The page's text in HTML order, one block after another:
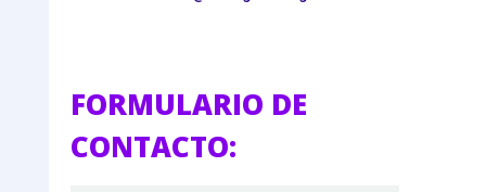
FORMULARIO DE
CONTACTO: